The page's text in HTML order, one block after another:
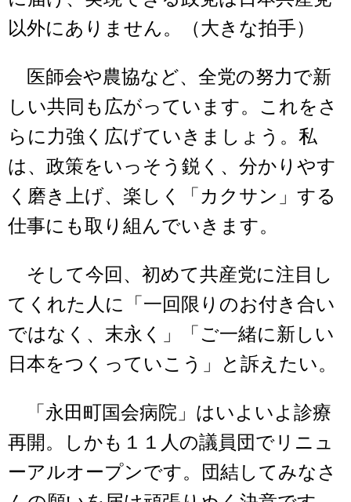
以外にありません。（大きな拍手）
医師会や農協など、全党の努力で新
しい共同も広がっています。これをさ
らに力強く広げていきましょう。私
は、政策をいっそう鋭く、分かりやす
く磨き上げ、楽しく「カクサン」する
仕事にも取り組んでいきます。
そして今回、初めて共産党に注目し
てくれた人に「一回限りのお付き合い
ではなく、末永く」「ご一緒に新しい
日本をつくっていこう」と訴えたい。
「永田町国会病院」はいよいよ診療
再開。しかも１１人の議員団でリニュ
ーアルオープンです。団結してみなさ